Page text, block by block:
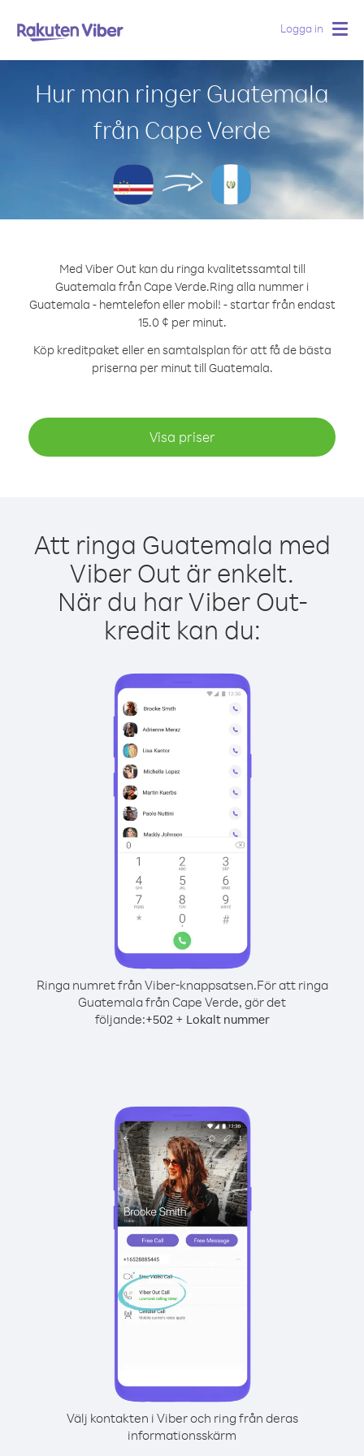
Logga in
Hur man ringer Guatemala
från Cape Verde
Med Viber Out kan du ringa kvalitetssamtal till
Guatemala från Cape Verde.Ring alla nummer i
Guatemala - hemtelefon eller mobil! - startar från endast
15.0 ¢ per minut.
Köp kreditpaket eller en samtalsplan för att få de bästa
priserna per minut till Guatemala.
Visa priser
Att ringa Guatemala med
Viber Out är enkelt.
När du har Viber Out-
kredit kan du:
Ringa numret från Viber-knappsatsen.För att ringa
Guatemala från Cape Verde, gör det
följande:+502+ Lokalt nummer
Välj kontakten i Viber och ring från deras
informationsskärm